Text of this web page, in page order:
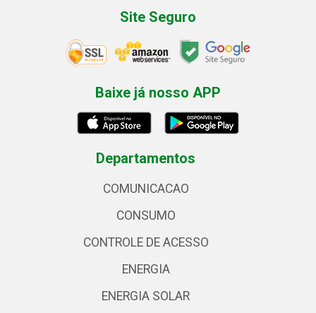
Site Seguro
Baixe já nosso APP
Departamentos
COMUNICACAO
CONSUMO
CONTROLE DE ACESSO
ENERGIA
ENERGIA SOLAR